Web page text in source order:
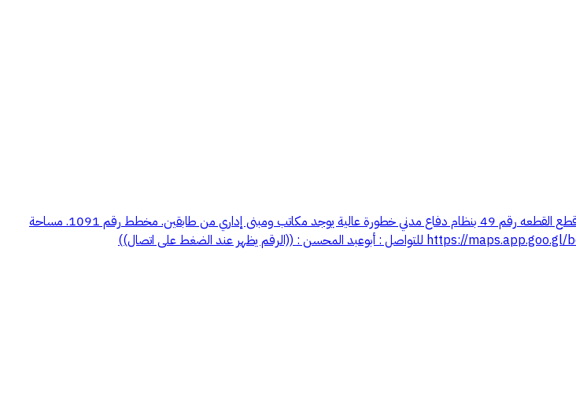
للبيع مصنع قائم على أرض 4,035 متر مصنع على طريق الخرج القديم - صناعية الرفايع. مكون من 4 قطع القطعه رقم 49 بنظام دفاع مدني خطورة عالية يوجد مكاتب ومبنى إداري من طابقين. مخطط رقم 1091. مساحة